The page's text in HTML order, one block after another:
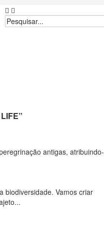
antigas, atribuindo-
biodiversidade. Vamos criar